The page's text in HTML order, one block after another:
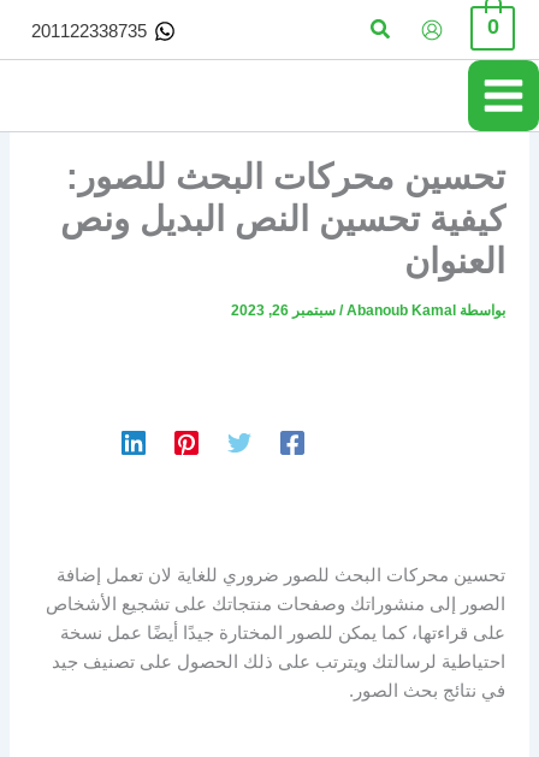
تخطي
المحتوى
0 البحث 201122338735
تحسين محركات البحث للصور:
كيفية تحسين النص البديل ونص
العنوان
بواسطة Abanoub Kamal
/ سبتمبر 26, 2023
تحسين محركات البحث للصور ضروري للغاية لان تعمل إضافة
الصور إلى منشوراتك وصفحات منتجاتك على تشجيع الأشخاص
على قراءتها، كما يمكن للصور المختارة جيدًا أيضًا عمل نسخة
احتياطية لرسالتك ويترتب على ذلك الحصول على تصنيف جيد
في نتائج بحث الصور.